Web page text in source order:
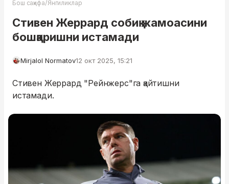
Бош саҳифа/Янгиликлар
Стивен Жеррард собиқ жамоасини
бошқаришни истамади
Mirjalol Normatov12 окт 2025, 15:21
Стивен Жеррард "Рейнжерс"га қайтишни
истамади.